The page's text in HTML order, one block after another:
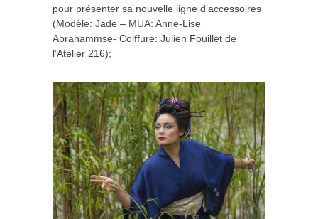
pour présenter sa nouvelle ligne d’accessoires
(Modèle: Jade – MUA: Anne-Lise
Abrahammse- Coiffure: Julien Fouillet de
l’Atelier 216);